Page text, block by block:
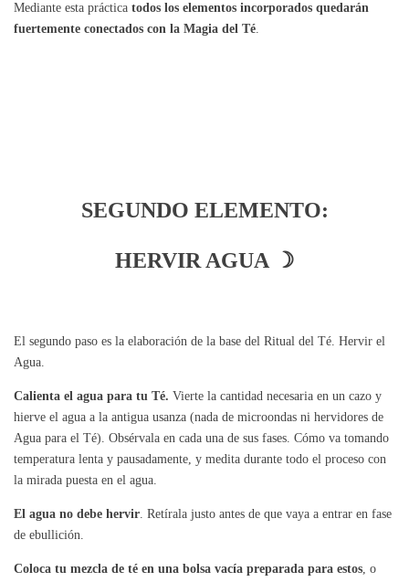
Mediante esta práctica todos los elementos incorporados quedarán
fuertemente conectados con la Magia del Té.
SEGUNDO ELEMENTO:
HERVIR AGUA ☽
El segundo paso es la elaboración de la base del Ritual del Té. Hervir el
Agua.
Calienta el agua para tu Té. Vierte la cantidad necesaria en un cazo y
hierve el agua a la antigua usanza (nada de microondas ni hervidores de
Agua para el Té). Obsérvala en cada una de sus fases. Cómo va tomando
temperatura lenta y pausadamente, y medita durante todo el proceso con
la mirada puesta en el agua.
El agua no debe hervir. Retírala justo antes de que vaya a entrar en fase
de ebullición.
Coloca tu mezcla de té en una bolsa vacía preparada para estos, o